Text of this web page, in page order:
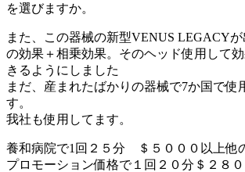
を選びますか。
また、この器械の新型VENUS LEGACY
の効果＋相乗効果。そのヘッド使用して
きるようにしました
まだ、産まれたばかりの器械で7か国で使
す。
我社も使用してます。
養和病院で1回２５分 ＄５０００以上他
プロモーション価格で１回２０分＄２８